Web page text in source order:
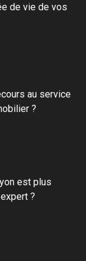
de vie de vos
au service
?
est plus
?